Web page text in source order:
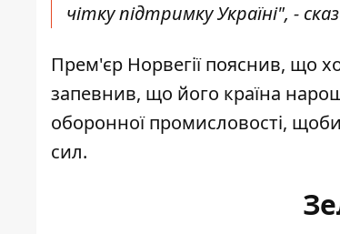
чітку підтримку Україні", -
Прем'єр Норвегії пояснив, що
запевнив, що його країна
оборонної промисловості,
сил.